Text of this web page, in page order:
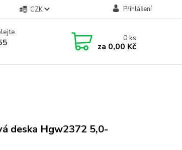
CZK Přihlášení
0ks
za 0,00 Kč
deska Hgw2372 5,0-